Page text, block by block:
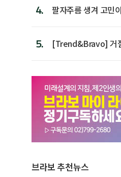
4. 팔자주름 생겨 고민
5.
[Trend&Bravo] 거
브라보 추천뉴스